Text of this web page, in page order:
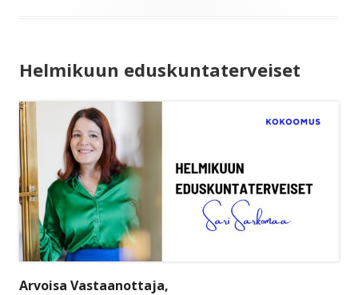
Helmikuun eduskuntaterveiset
Arvoisa Vastaanottaja,